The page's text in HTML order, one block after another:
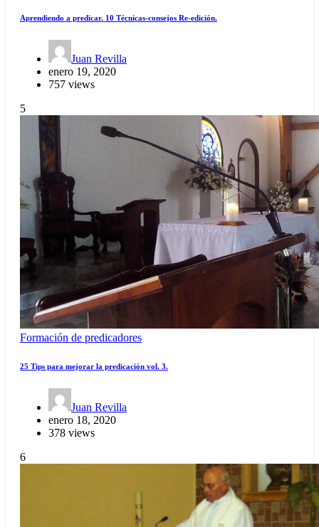
Aprendiendo a predicar. 10 Técnicas-consejos Re-edición.
Juan Revilla
enero 19, 2020
757 views
5
Formación de predicadores
25 Tips para mejorar la predicación vol. 3.
Juan Revilla
enero 18, 2020
378 views
6